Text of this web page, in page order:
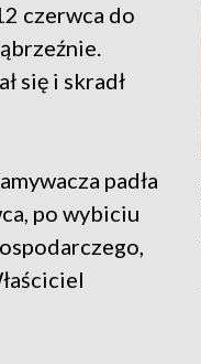
czerwca do
się i skradł
padła
po wybiciu